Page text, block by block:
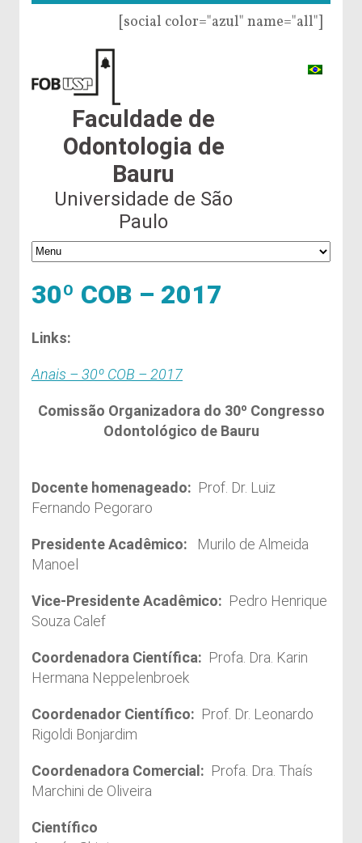
[social color="azul" name="all"]
Faculdade de
Odontologia de
Bauru
Universidade de São
Paulo
30º COB – 2017
Links:
Anais – 30º COB – 2017
Comissão Organizadora do 30º Congresso
Odontológico de Bauru
Docente homenageado: Prof. Dr. Luiz
Fernando Pegoraro
Presidente Acadêmico: Murilo de Almeida
Manoel
Vice-Presidente Acadêmico: Pedro Henrique
Souza Calef
Coordenadora Científica: Profa. Dra. Karin
Hermana Neppelenbroek
Coordenador Científico: Prof. Dr. Leonardo
Rigoldi Bonjardim
Coordenadora Comercial: Profa. Dra. Thaís
Marchini de Oliveira
Científico